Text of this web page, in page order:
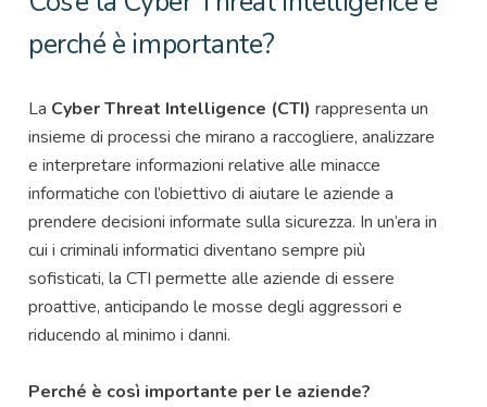
perché è importante?
La Cyber Threat Intelligence (CTI) rappresenta un
insieme di processi che mirano a raccogliere, analizzare
e interpretare informazioni relative alle minacce
informatiche con l’obiettivo di aiutare le aziende a
prendere decisioni informate sulla sicurezza. In un’era in
cui i criminali informatici diventano sempre più
sofisticati, la CTI permette alle aziende di essere
proattive, anticipando le mosse degli aggressori e
riducendo al minimo i danni.
Perché è così importante per le aziende?